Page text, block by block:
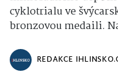
cyklotrialu ve
bronzovou medaili.
REDAKCE